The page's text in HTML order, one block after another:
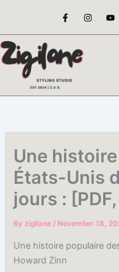
content
F
a
e
o
o
-
I
n
t
Y
o
t
Une
États-Unis
jours :
Byzigilane/ November 18,
Une histoire populaire
Howard Zinn